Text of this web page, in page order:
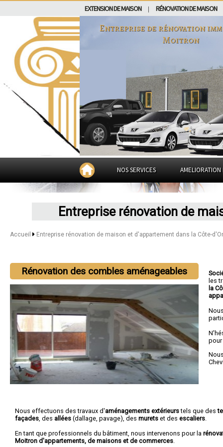
EXTENSION DE MAISON RÉNOVATION DE MAISON
Entreprise de rénovation
Moitron
NOS SERVICES AMELIORATION
Entreprise rénovation de
Accueil Entreprise rénovation de maison et d'appartement dans la Côte-
Rénovation des combles aménageables
les
la
Nous effectuons des travaux d'aménagements extérieurstels que des
façades , des allées (dallage, pavage), des murets et des escaliers
En tant que professionnels du bâtiment, nous intervenons pour la
Moitron d'appartements, de maisons et de commerces